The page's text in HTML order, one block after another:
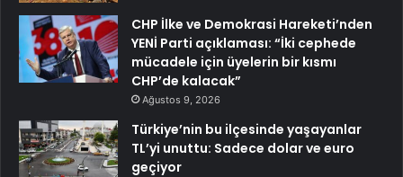
CHP İlke ve Demokrasi Hareketi’nden
YENİ Parti açıklaması: “İki cephede
mücadele için üyelerin bir kısmı
CHP’de kalacak”
Ağustos 9, 2026
Türkiye’nin bu ilçesinde yaşayanlar
TL’yi unuttu: Sadece dolar ve euro
geçiyor